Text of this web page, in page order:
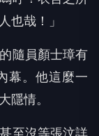
也哉！」
隨員顏士璋有
幕。他這麼一
隱情。